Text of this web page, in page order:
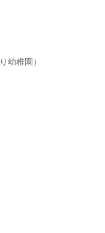
幼稚園）